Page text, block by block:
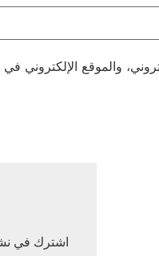
والموقع الإلكتروني
اشترك في